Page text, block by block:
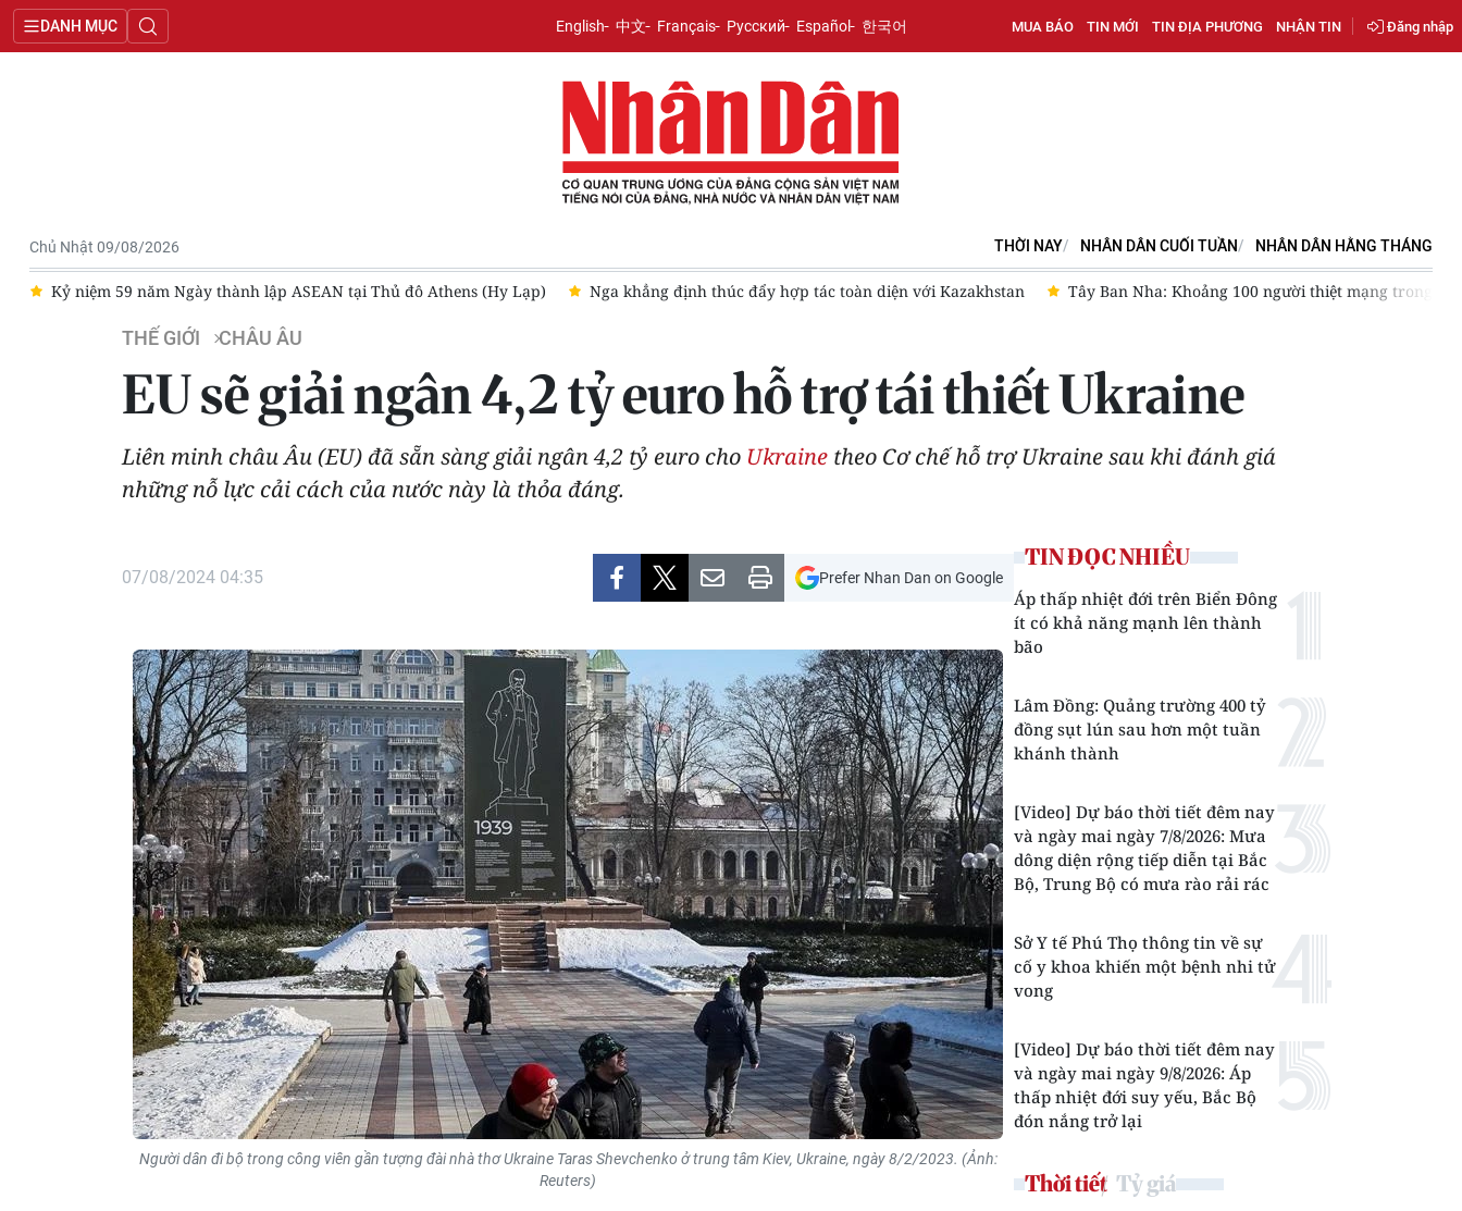
DANH MỤC English 中文 Français Русский Español 한국어 MUA BÁO TIN MỚI TIN ĐỊA PHƯƠNG NHẬN TIN Đăng nhập
Chủ Nhật 09/08/2026 THỜI NAY NHÂN DÂN CUỐI TUẦN NHÂN DÂN HẰNG THÁNG
Lạp) Nga khẳng định thúc đẩy hợp tác toàn diện với Kazakhstan Tây Ban Nha: Khoảng 100 người thiệt mạng trong vụ vượt biển ồ ạt vào Ceuta Pháp lại đối mặt với nguy cơ cháy
THẾ GIỚI CHÂU ÂU
EU sẽ giải ngân 4,2 tỷ euro hỗ trợ tái thiết Ukraine
Liên minh châu Âu (EU) đã sẵn sàng giải ngân 4,2 tỷ euro cho Ukraine theo Cơ chế hỗ trợ Ukraine sau khi đánh giá
những nỗ lực cải cách của nước này là thỏa đáng.
07/08/2024 04:35 Prefer Nhan Dan on Google
Người dân đi bộ trong công viên gần tượng đài nhà thơ Ukraine Taras Shevchenko ở trung tâm Kiev, Ukraine, ngày 8/2/2023. (Ảnh:
Reuters)
TIN ĐỌC NHIỀU
Áp thấp nhiệt đới trên Biển Đông
ít có khả năng mạnh lên thành
bão
Lâm Đồng: Quảng trường 400 tỷ
đồng sụt lún sau hơn một tuần
khánh thành
[Video] Dự báo thời tiết đêm nay
và ngày mai ngày 7/8/2026: Mưa
dông diện rộng tiếp diễn tại Bắc
Bộ, Trung Bộ có mưa rào rải rác
Sở Y tế Phú Thọ thông tin về sự
cố y khoa khiến một bệnh nhi tử
vong
[Video] Dự báo thời tiết đêm nay
và ngày mai ngày 9/8/2026: Áp
thấp nhiệt đới suy yếu, Bắc Bộ
đón nắng trở lại
Thời tiết Tỷ giá